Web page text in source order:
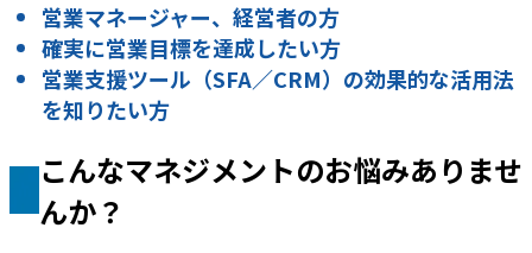
営業マネージャー、経営者の方
確実に営業目標を達成したい方
営業支援ツール（SFA／CRM）の効果的な活用法
を知りたい方
こんなマネジメントのお悩みありませ
んか？